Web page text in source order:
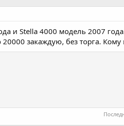
и Stella 4000 модель 2007
закаждую, без торга. Кому